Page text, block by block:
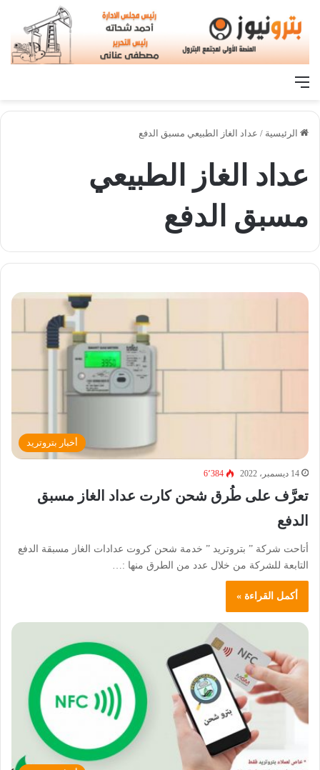
القائمة
الرئيسية / عداد الغاز الطبيعي مسبق الدفع
عداد الغاز الطبيعي
مسبق الدفع
أخبار بتروتريد
14 ديسمبر، 2022 6٬384
تعرَّف على طُرق شحن كارت عداد الغاز مسبق
الدفع
أتاحت شركة ” بتروتريد ” خدمة شحن كروت عدادات الغاز مسبقة الدفع
التابعة للشركة من خلال عدد من الطرق منها :…
أكمل القراءة »